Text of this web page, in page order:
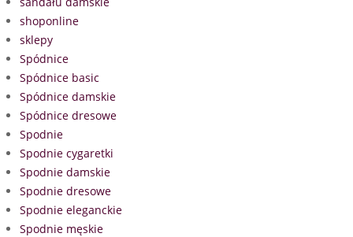
shoponline
sklepy
Spódnice
Spódnice basic
Spódnice damskie
Spódnice dresowe
Spodnie
Spodnie cygaretki
Spodnie damskie
Spodnie dresowe
Spodnie eleganckie
Spodnie męskie